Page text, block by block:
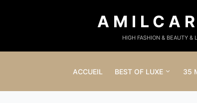
HIGH FASHION & BEAUTY &
ACCUEIL BEST OF LUXE 35